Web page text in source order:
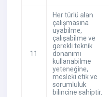
11
Her türlü alan
çalışmasına
uyabilme,
çalışabilme ve
gerekli teknik
donanımı
kullanabilme
yeteneğine,
mesleki etik ve
sorumluluk
bilincine sahiptir.